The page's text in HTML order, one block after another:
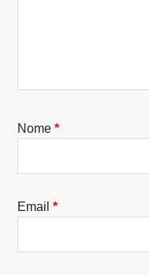
Nome*
Email*